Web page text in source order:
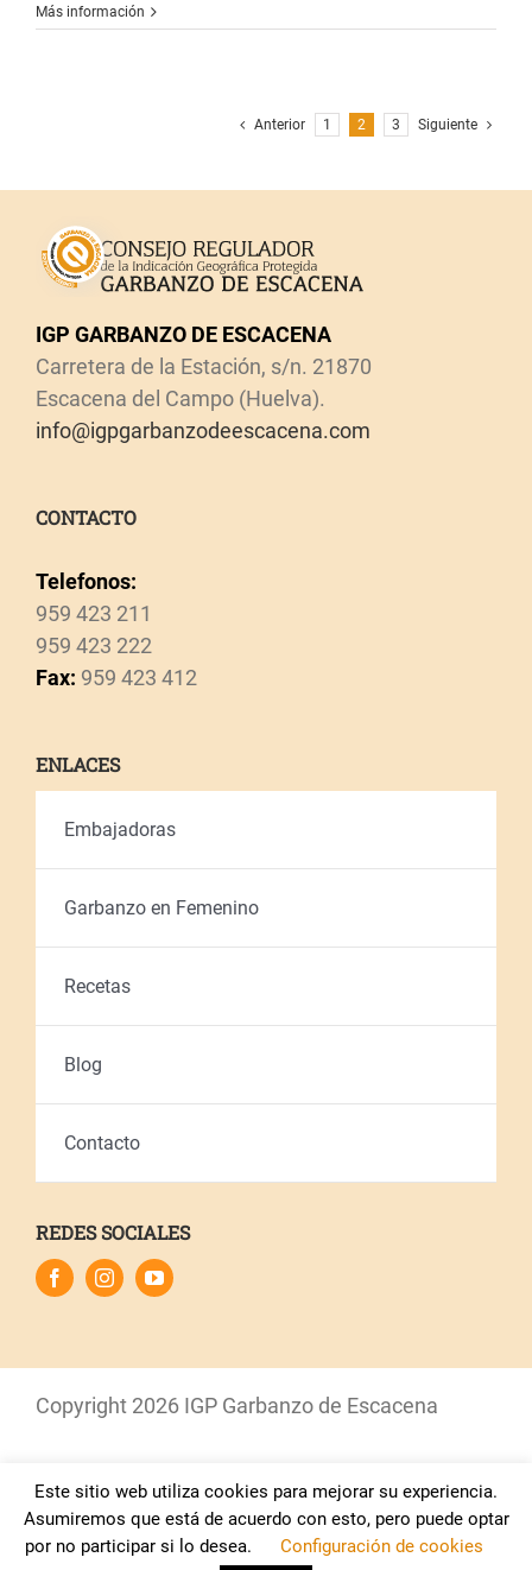
geográfica
«Garbanzo
Más información
Anterior 1 2 3 Siguiente
IGP GARBANZO DE ESCACENA
Carretera de la Estación, s/n. 21870
Escacena del Campo (Huelva).
info@igpgarbanzodeescacena.com
CONTACTO
Telefonos:
959 423 211
959 423 222
Fax: 959 423 412
ENLACES
Embajadoras
Garbanzo en Femenino
Recetas
Blog
Contacto
REDES SOCIALES
Copyright 2026 IGP Garbanzo de Escacena
Aviso Legal –Política de Privacidad – Política de
Cookies
Este sitio web utiliza cookies para mejorar su experiencia.
Asumiremos que está de acuerdo con esto, pero puede optar
por no participar si lo desea.
Configuración de cookies